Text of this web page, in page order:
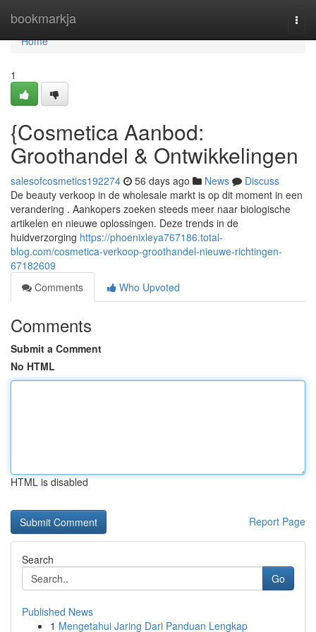
bookmarkja
Home
Home
1
{Cosmetica Aanbod:
Groothandel & Ontwikkelingen
salesofcosmetics192274 56 days ago News
Discuss
De beauty verkoop in de wholesale markt is op dit moment in een
verandering . Aankopers zoeken steeds meer naar biologische
artikelen en nieuwe oplossingen. Deze trends in de
huidverzorging https://phoenixleya767186.total-
blog.com/cosmetica-verkoop-groothandel-nieuwe-richtingen-
67182609
Comments
Who Upvoted
Comments
Submit a Comment
No HTML
HTML is disabled
Report Page
Search
Go
Published News
1 Mengetahui Jaring Dari Panduan Lengkap